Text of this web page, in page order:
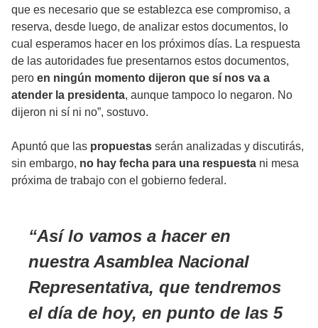
que es necesario que se establezca ese compromiso, a
reserva, desde luego, de analizar estos documentos, lo
cual esperamos hacer en los próximos días. La respuesta
de las autoridades fue presentarnos estos documentos,
pero en ningún momento dijeron que sí nos va a
atender la presidenta, aunque tampoco lo negaron. No
dijeron ni sí ni no”, sostuvo.
Apuntó que las propuestas serán analizadas y discutirás,
sin embargo, no hay fecha para una respuesta ni mesa
próxima de trabajo con el gobierno federal.
Así lo vamos a hacer en
nuestra Asamblea Nacional
Representativa, que tendremos
el día de hoy, en punto de las 5